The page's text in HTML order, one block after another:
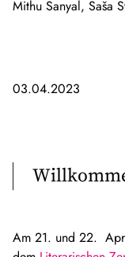
Mithu Sanyal, Saša
03.04.2023
Am 21. und 22.